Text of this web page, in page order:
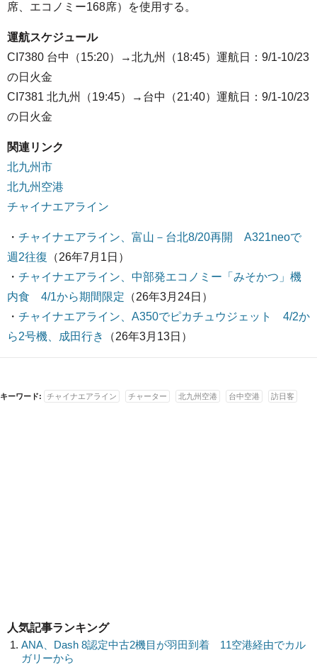
席、エコノミー168席）を使用する。
運航スケジュール
CI7380 台中（15:20）→北九州（18:45）運航日：9/1-10/23
の日火金
CI7381 北九州（19:45）→台中（21:40）運航日：9/1-10/23
の日火金
関連リンク
北九州市
北九州空港
チャイナエアライン
・ チャイナエアライン、富山－台北8/20再開 A321neoで
週2往復 （26年7月1日）
・ チャイナエアライン、中部発エコノミー「みそかつ」機
内食 4/1から期間限定 （26年3月24日）
・ チャイナエアライン、A350でピカチュウジェット 4/2か
ら2号機、成田行き
（26年3月13日）
キーワード: チャイナエアライン チャーター 北九州空港 台中空港 訪日客
人気記事ランキング
ANA、Dash 8認定中古2機目が羽田到着 11空港経由でカル
ガリーから